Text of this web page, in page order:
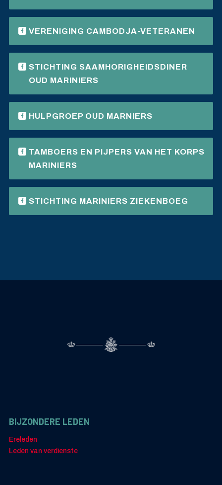
VERENIGING CAMBODJA-VETERANEN
STICHTING SAAMHORIGHEIDSDINER
OUD MARINIERS
HULPGROEP OUD MARNIERS
TAMBOERS EN PIJPERS VAN HET KORPS
MARINIERS
STICHTING MARINIERS ZIEKENBOEG
BIJZONDERE LEDEN
Ereleden
Leden van verdienste